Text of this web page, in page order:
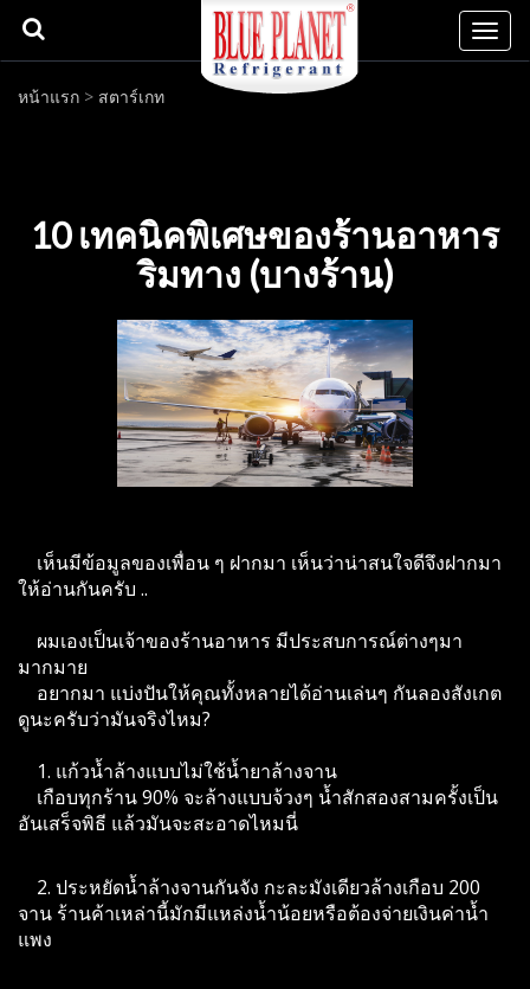
หน้าแรก > สตาร์เกท
10 เทคนิคพิเศษของร้านอาหาร
ริมทาง (บางร้าน)
เห็นมีข้อมูลของเพื่อน ๆ ฝากมา เห็นว่าน่าสนใจดีจึงฝากมา
ให้อ่านกันครับ ..
ผมเองเป็นเจ้าของร้านอาหาร มีประสบการณ์ต่างๆมา
มากมาย
อยากมา แบ่งปันให้คุณทั้งหลายได้อ่านเล่นๆ กันลองสังเกต
ดูนะครับว่ามันจริงไหม?
1. แก้วน้ำล้างแบบไม่ใช้น้ำยาล้างจาน
เกือบทุกร้าน 90% จะล้างแบบจ้วงๆ น้ำสักสองสามครั้งเป็น
อันเสร็จพิธี แล้วมันจะสะอาดไหมนี่
2. ประหยัดน้ำล้างจานกันจัง กะละมังเดียวล้างเกือบ 200
จาน ร้านค้าเหล่านี้มักมีแหล่งน้ำน้อยหรือต้องจ่ายเงินค่าน้ำ
แพง